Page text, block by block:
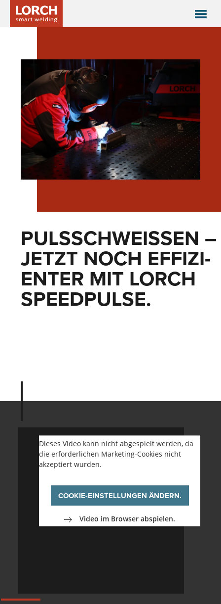
PULSSCHWEI­SSEN – J
ETZT NOCH EFFIZI­E
NTER MIT LORCH S
PEED­PULSE.
Dieses Video kann nicht abgespielt werden, da
die erforderlichen Marketing-Cookies nicht
akzeptiert wurden.
COOKIE-EINSTELLUNGEN ÄNDERN.
Video im Browser abspielen.